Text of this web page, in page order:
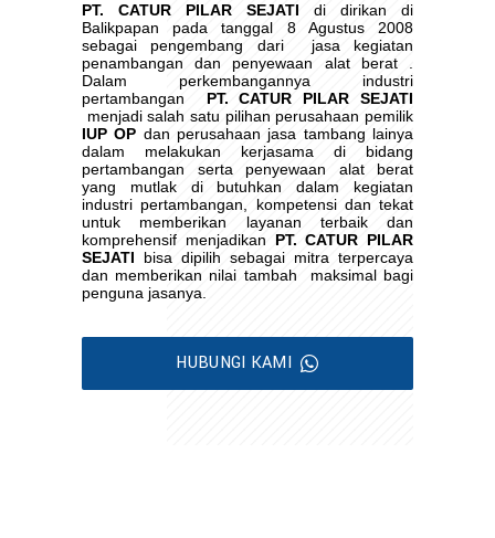
PT. CATUR PILAR SEJATI di dirikan di
Balikpapan pada tanggal 8 Agustus 2008
sebagai pengembang dari
jasa kegiatan
penambangan dan penyewaan alat berat .
Dalam perkembangannya industri
pertambangan
PT. CATUR PILAR SEJATI
menjadi salah satu pilihan perusahaan pemilik
IUP OP dan perusahaan jasa tambang lainya
dalam melakukan kerjasama di bidang
pertambangan serta penyewaan alat berat
yang mutlak di butuhkan dalam kegiatan
industri pertambangan, kompetensi dan tekat
untuk memberikan layanan terbaik dan
komprehensif menjadikan PT. CATUR PILAR
SEJATI bisa dipilih sebagai mitra terpercaya
dan memberikan nilai tambah
maksimal bagi
penguna jasanya.
HUBUNGI KAMI